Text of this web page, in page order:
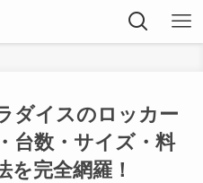
ダイスのロッカー
台数・サイズ・料
を完全網羅！